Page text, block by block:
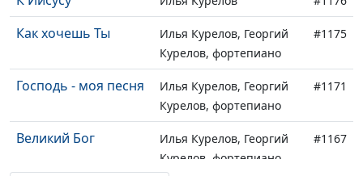
Как хочешь Ты
Илья Курелов, Георгий
Курелов, фортепиано
#1175
Господь - моя песня
Илья Курелов, Георгий
Курелов, фортепиано
#1171
Великий Бог
Илья Курелов, Георгий
Курелов, фортепиано
#1167